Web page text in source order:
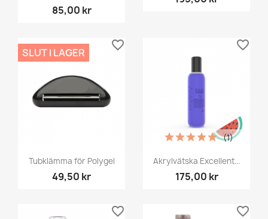
85,00 kr
Tubklämma för Polygel
49,50 kr
SLUT I LAGER
favorite_border
Akrylvätska Excellent...
175,00 kr
(1)
favorite_border
favorite_border favorite_border